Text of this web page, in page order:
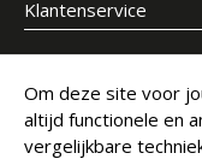
Klantenservice
Meld je aan voor
E-mailadres
Om deze site voor
altijd functionele en
vergelijkbare